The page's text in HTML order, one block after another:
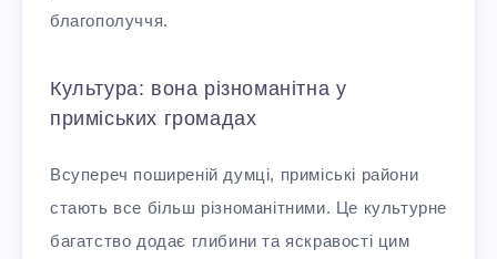
благополуччя.
Культура: вона різноманітна у
приміських громадах
Всупереч поширеній думці, приміські райони
стають все більш різноманітними. Це культурне
багатство додає глибини та яскравості цим